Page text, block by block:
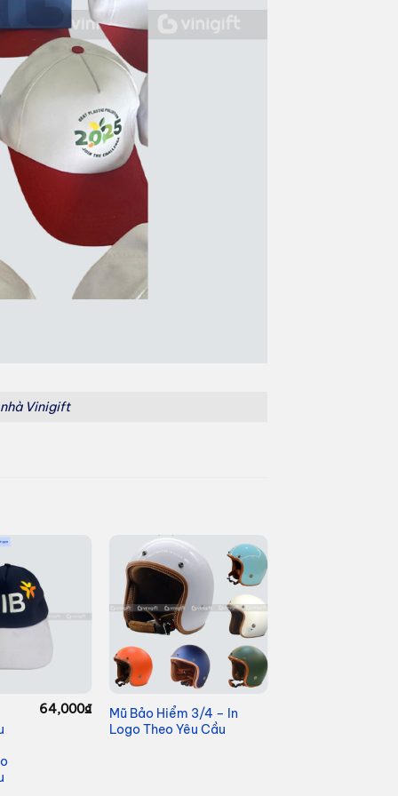
Vinigift
64,000₫
Mũ Bảo Hiểm 3/4 – In
Logo Theo Yêu Cầu